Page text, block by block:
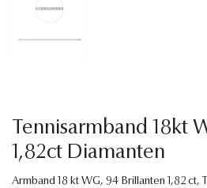
Tennisarmband 18kt
1,82ct Diamanten
Armband 18 kt WG, 94 Brillanten 1,82 ct,